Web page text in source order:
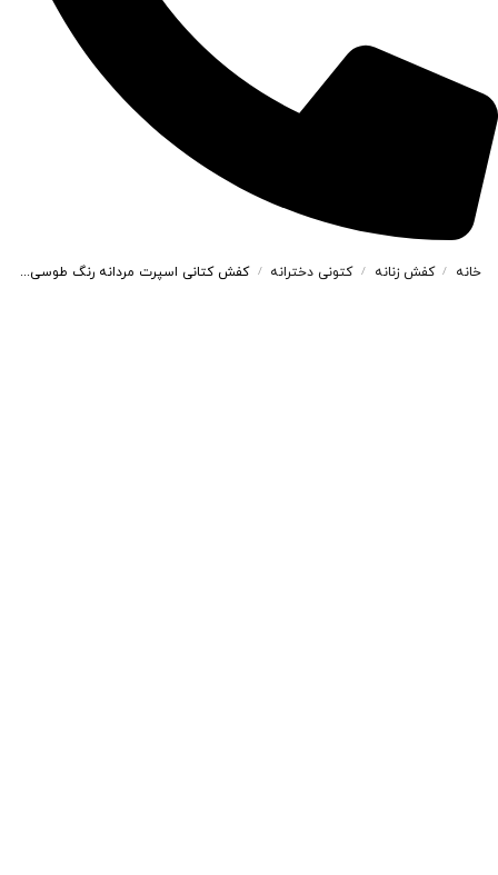
خانه / کفش زنانه / کتونی دخترانه / کفش کتانی اسپرت مردانه رنگ طوسی مدل نایک NIKE AIR FORCE کد 71281